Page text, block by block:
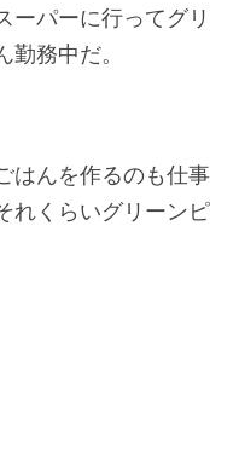
ーパーに行ってグリ
務中だ。
はんを作るのも仕事
れくらいグリーンピ